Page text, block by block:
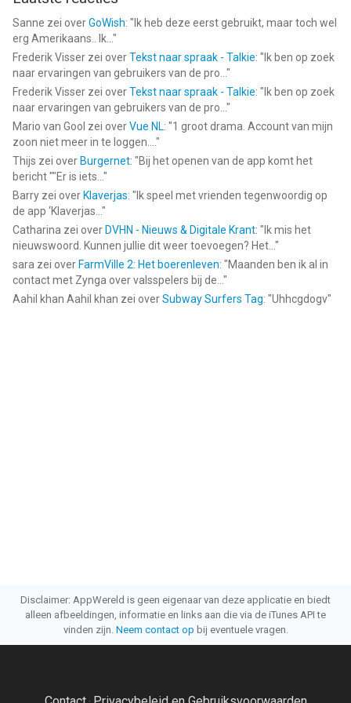
Sanne zei overGoWish: " Ik heb deze eerst gebruikt, maar toch wel
erg Amerikaans.. Ik... "
Frederik Visser zei overTekst naar spraak - Talkie: " Ik ben op zoek
naar ervaringen van gebruikers van de pro... "
Frederik Visser zei overTekst naar spraak - Talkie: " Ik ben op zoek
naar ervaringen van gebruikers van de pro... "
Mario van Gool zei overVue NL: "1 groot drama. Account van mijn
zoon niet meer in te loggen.... "
Thijs zei over Burgernet: "Bij het openen van de app komt het
bericht ""Er is iets... "
Barry zei over Klaverjas: " Ik speel met vrienden tegenwoordig op
de app ‘Klaverjas... "
Catharina zei over DVHN - Nieuws & Digitale Krant: " Ik mis het
nieuwswoord. Kunnen jullie dit weer toevoegen? Het... "
sara zei over FarmVille 2: Het boerenleven: "Maanden ben ik al in
contact met Zynga over valsspelers bij de... "
Aahil khan Aahil khan zei overSubway Surfers Tag: "Uhhcgdogv"
Disclaimer: AppWereld is geen eigenaar van deze applicatie en biedt
alleen afbeeldingen, informatie en links aan die via de iTunes API te
vinden zijn. Neem contact op bij eventuele vragen.